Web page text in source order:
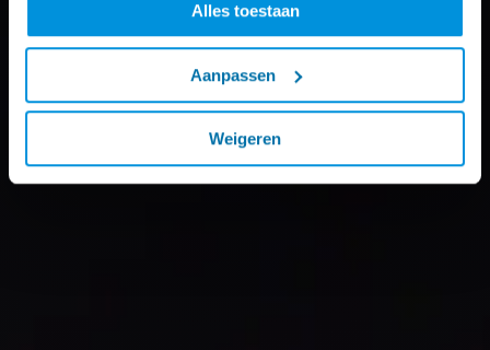
Alles toestaan
Aanpassen
Weigeren